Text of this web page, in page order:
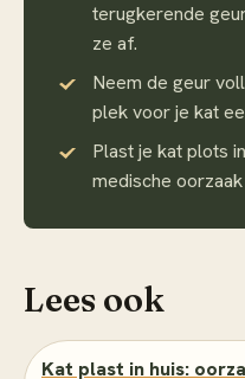
terugkerende
ze af.
Neem de geur
plek voor je kat
Plast je kat plots
medische oorzaak
Lees ook
Kat plast in huis: